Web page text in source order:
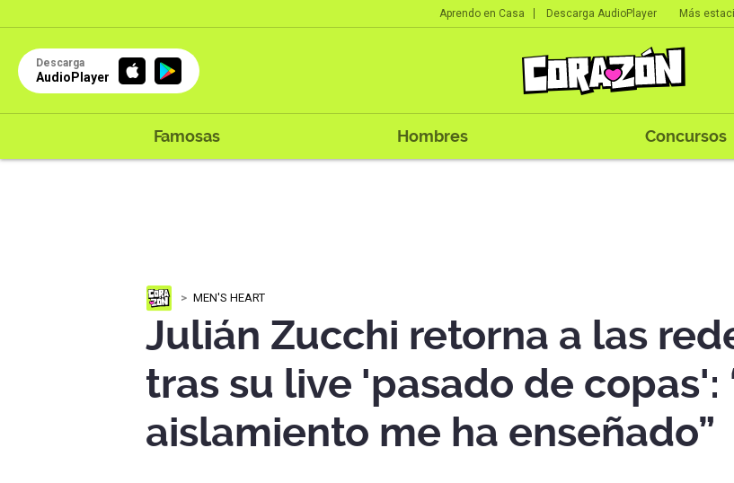
Aprendo en Casa Descarga AudioPlayer Más
Descarga
AudioPlayer
Famosas Hombres Concursos
MEN'S HEART
Julián Zucchi retorna a las
tras su live 'pasado de copas':
aislamiento me ha enseñado”